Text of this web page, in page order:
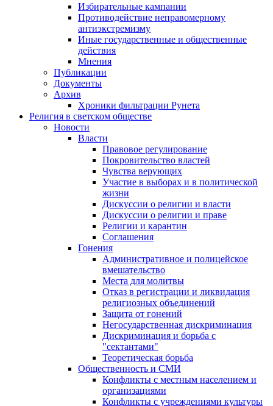
Избирательные кампании
Противодействие неправомерному
антиэкстремизму
Иные государственные и общественные
действия
Мнения
Публикации
Документы
Архив
Хроники фильтрации Рунета
Религия в светском обществе
Новости
Власти
Правовое регулирование
Покровительство властей
Чувства верующих
Участие в выборах и в политической
жизни
Дискуссии о религии и власти
Дискуссии о религии и праве
Религии и карантин
Соглашения
Гонения
Административное и полицейское
вмешательство
Места для молитвы
Отказ в регистрации и ликвидация
религиозных объединений
Защита от гонений
Негосударственная дискриминация
Дискриминация и борьба с
"сектантами"
Теоретическая борьба
Общественность и СМИ
Конфликты с местным населением и
организациями
Конфликты с учреждениями культуры